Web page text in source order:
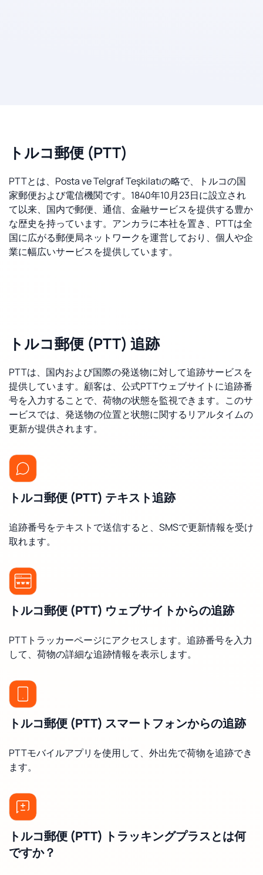
トルコ郵便 (PTT)
PTTとは、Posta ve Telgraf Teşkilatıの略で、トルコの国
家郵便および電信機関です。1840年10月23日に設立され
て以来、国内で郵便、通信、金融サービスを提供する豊か
な歴史を持っています。アンカラに本社を置き、PTTは全
国に広がる郵便局ネットワークを運営しており、個人や企
業に幅広いサービスを提供しています。
トルコ郵便 (PTT) 追跡
PTTは、国内および国際の発送物に対して追跡サービスを
提供しています。顧客は、公式PTTウェブサイトに追跡番
号を入力することで、荷物の状態を監視できます。このサ
ービスでは、発送物の位置と状態に関するリアルタイムの
更新が提供されます。
トルコ郵便 (PTT) テキスト追跡
追跡番号をテキストで送信すると、SMSで更新情報を受け
取れます。
トルコ郵便 (PTT) ウェブサイトからの追跡
PTTトラッカーページにアクセスします。追跡番号を入力
して、荷物の詳細な追跡情報を表示します。
トルコ郵便 (PTT) スマートフォンからの追跡
PTTモバイルアプリを使用して、外出先で荷物を追跡でき
ます。
トルコ郵便 (PTT) トラッキングプラスとは何
ですか？